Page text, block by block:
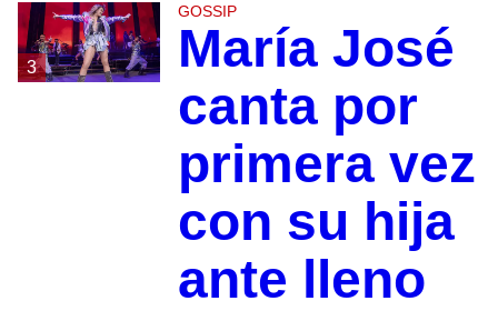
3
GOSSIP
María José
canta por
primera vez
con su hija
ante lleno